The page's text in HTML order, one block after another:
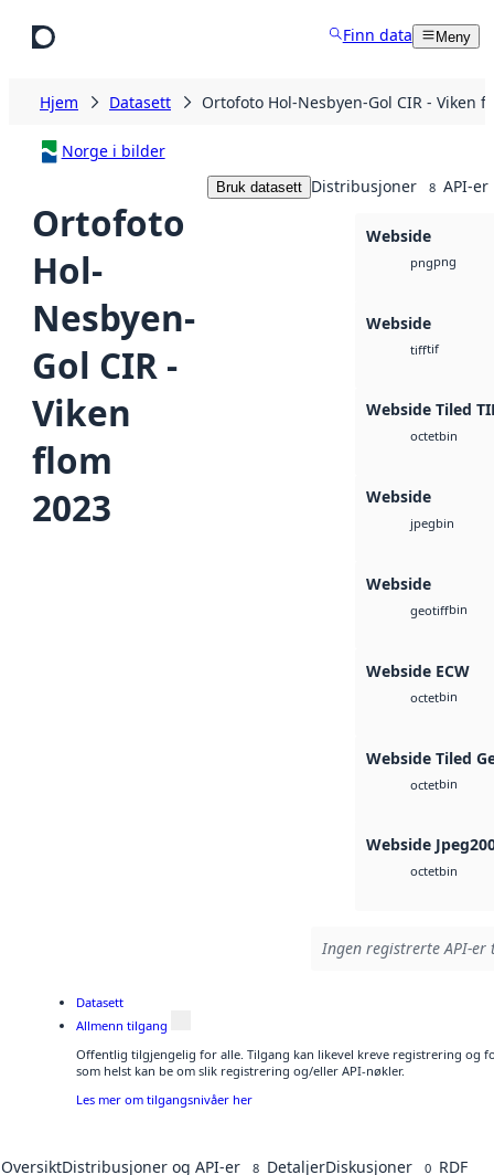
Finn data Meny
Hjem Datasett Ortofoto Hol-Nesbyen-Gol CIR - Viken
Norge i bilder
Ortofoto
Hol-
Nesbyen-
Gol CIR -
Viken
flom
2023
Bruk datasett Distribusjoner 8 API-er
Webside
pngpng
Webside
tifftif
Webside Tiled
octetbin
Webside
jpegbin
Webside
geotiffbin
Webside ECW
octetbin
Webside Tiled
octetbin
Webside
octetbin
Ingen registrerte API-
Datasett
Allmenn tilgang
Offentlig tilgjengelig for alle. Tilgang kan likevel kreve registrering og
som helst kan be om slik registrering og/eller API-nøkler.
Les mer om tilgangsnivåer her
OversiktDistribusjoner og API-er 8 DetaljerDiskusjoner 0 RDF